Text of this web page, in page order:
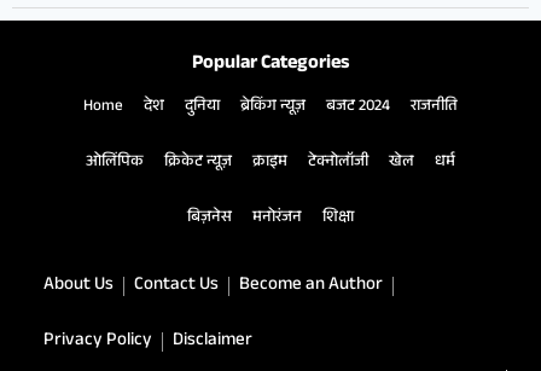
Popular Categories
Home देश दुनिया ब्रेकिंग न्यूज़ बजट 2024 राजनीति
ओलिंपिक क्रिकेट न्यूज़ क्राइम टेक्नोलॉजी खेल धर्म
बिज़नेस मनोरंजन शिक्षा
About Us Contact Us
Become an Author
Privacy Policy
Disclaimer